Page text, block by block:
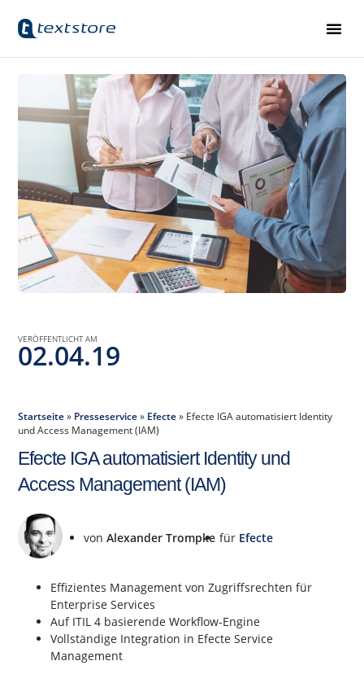
VERÖFFENTLICHT AM
02.04.19
Startseite» Presseservice» Efecte» Efecte IGA automatisiert Identity
und Access Management (IAM)
Efecte IGA automatisiert Identity und
Access Management (IAM)
vonAlexander Trompke für Efecte
Effizientes Management von Zugriffsrechten für
Enterprise Services
Auf ITIL 4 basierende Workflow-Engine
Vollständige Integration in Efecte Service
Management